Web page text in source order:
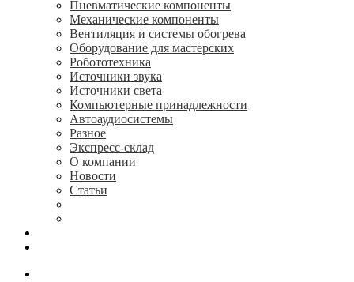
Пневматические компоненты
Механические компоненты
Вентиляция и системы обогрева
Оборудование для мастерских
Робототехника
Источники звука
Источники света
Компьютерные принадлежности
Автоаудиосистемы
Разное
Экспресс-склад
О компании
Новости
Статьи